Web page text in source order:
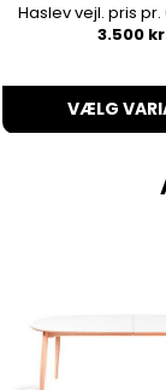
Haslev vejl. pris pr.
3.500
VÆLG